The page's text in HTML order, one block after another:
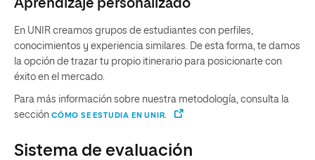
Aprendizaje personalizado
En UNIR creamos grupos de estudiantes con perfiles,
conocimientos y experiencia similares. De esta forma, te damos
la opción de trazar tu propio itinerario para posicionarte con
éxito en el mercado.
Para más información sobre nuestra metodología, consulta la
sección CÓMO SE ESTUDIA EN UNIR.
Sistema de evaluación